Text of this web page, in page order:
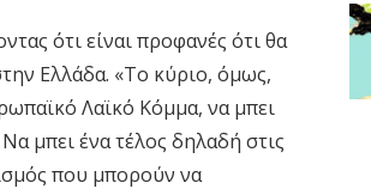
ότι είναι προφανές ότι θα
Ελλάδα. «Το κύριο, όμως,
Λαϊκό Κόμμα, να μπει
μπει ένα τέλος δηλαδή στις
που μπορούν να